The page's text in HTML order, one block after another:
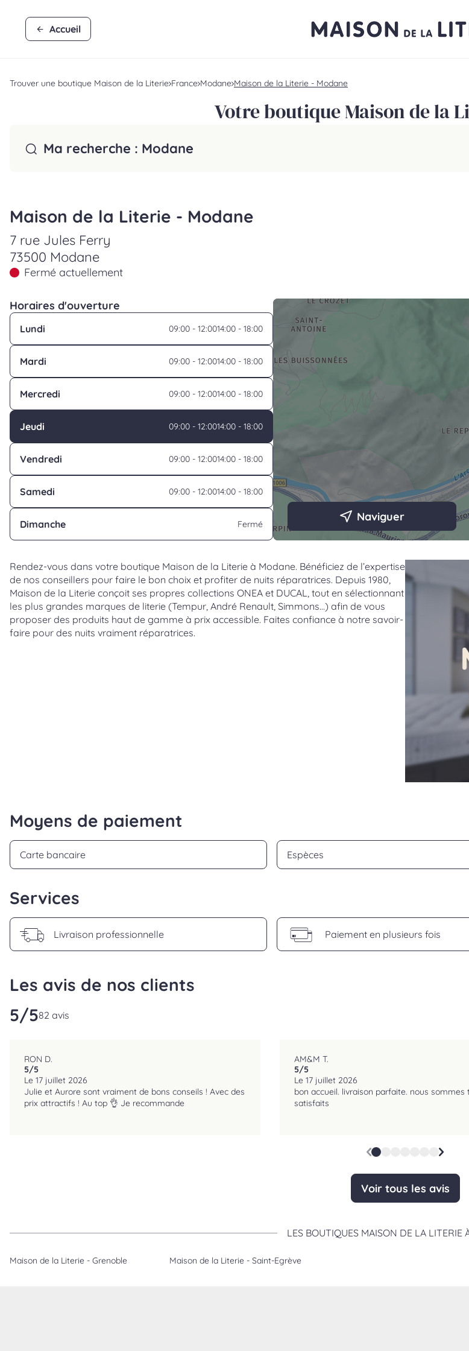
Accueil
Trouver une boutique Maison de la Literie France Modane Maison de la Literie - Modane
Votre boutique Maison de la
Ma recherche : Modane
Maison de la Literie - Modane
7 rue Jules Ferry
73500 Modane
Fermé actuellement
Horaires d'ouverture
Lundi 09:00 - 12:0014:00 - 18:00
Mardi 09:00 - 12:0014:00 - 18:00
Mercredi 09:00 - 12:0014:00 - 18:00
Jeudi 09:00 - 12:0014:00 - 18:00
Vendredi 09:00 - 12:0014:00 - 18:00
Samedi 09:00 - 12:0014:00 - 18:00
Dimanche Fermé
Naviguer
Rendez-vous dans votre boutique Maison de la Literie à Modane. Bénéficiez de l’expertise
de nos conseillers pour faire le bon choix et profiter de nuits réparatrices. Depuis 1980,
Maison de la Literie conçoit ses propres collections ONEA et DUCAL, tout en sélectionnant
les plus grandes marques de literie (Tempur, André Renault, Simmons…) afin de vous
proposer des produits haut de gamme à prix accessible. Faites confiance à notre savoir-
faire pour des nuits vraiment réparatrices.
Moyens de paiement
Carte bancaire Espèces
Services
Livraison professionnelle Paiement en plusieurs fois
Les avis de nos clients
5/5reviews.srOnlyLabel
82 avis
5/5
Le 17 juillet 2026
Julie et Aurore sont vraiment de bons conseils ! Avec des
prix attractifs ! Au top 👌 Je recommande
RON D.
5/5
Le 17 juillet 2026
bon accueil. livraison parfaite. nous sommes
satisfaits
AM&M T.
Voir tous les avis
LES BOUTIQUES MAISON DE LA LITERIE
Maison de la Literie - Grenoble Maison de la Literie - Saint-Egrève